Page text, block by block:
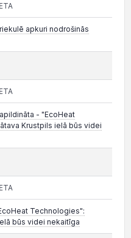
apkuri nodrošinās
- "EcoHeat
Krustpils ielā būs videi
Technologies":
būs videi nekaitīga